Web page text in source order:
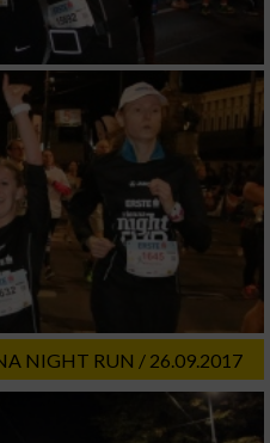
NIGHT RUN / 26.09.2017